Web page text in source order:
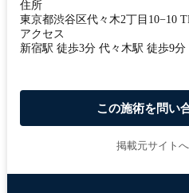
住所
東京都渋谷区代々木2丁目10−10
アクセス
新宿駅 徒歩3分 代々木駅 徒歩9
この施術を問い
掲載元サイト